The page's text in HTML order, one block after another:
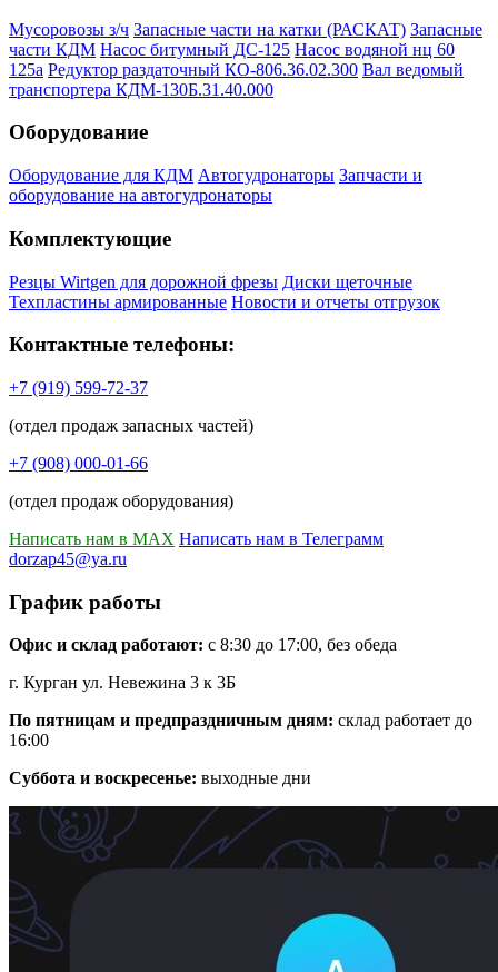
Мусоровозы з/ч Запасные части на катки (РАСКАТ) Запасные
части КДМ Насос битумный ДС-125 Насос водяной нц 60
125а Редуктор раздаточный КО-806.36.02.300 Вал ведомый
транспортера КДМ-130Б.31.40.000
Оборудование
Оборудование для КДМ Автогудронаторы Запчасти и
оборудование на автогудронаторы
Комплектующие
Резцы Wirtgen для дорожной фрезы Диски щеточные
Техпластины армированные Новости и отчеты отгрузок
Контактные телефоны:
+7 (919) 599-72-37
(отдел продаж запасных частей)
+7 (908) 000-01-66
(отдел продаж оборудования)
Написать нам в MAX Написать нам в Телеграмм
dorzap45@ya.ru
График работы
Офис и склад работают: с 8:30 до 17:00, без обеда
г. Курган ул. Невежина 3 к 3Б
По пятницам и предпраздничным дням: склад работает до
16:00
Суббота и воскресенье: выходные дни